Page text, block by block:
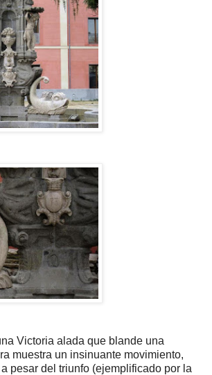
Victoria alada que blande una
muestra un insinuante movimiento,
pesar del triunfo (ejemplificado por la